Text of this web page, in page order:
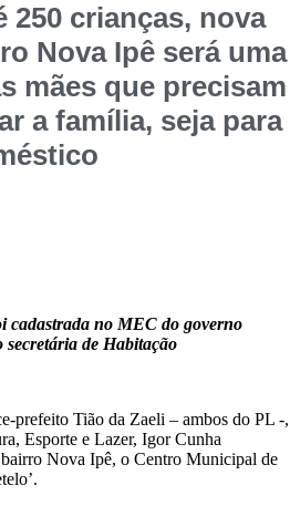
250 crianças, nova
Nova Ipê será uma
mães que precisam
a família, seja para
cadastrada no MEC do governo
secretária de Habitação
prefeito Tião da Zaeli – ambos do PL -,
Esporte e Lazer, Igor Cunha
Nova Ipê, o Centro Municipal de